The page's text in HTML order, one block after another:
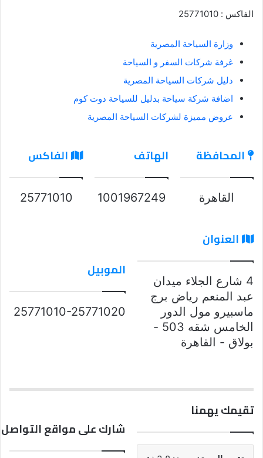
الفاكس : 25771010
وزارة السياحة المصرية
غرفة شركات السفر و السياحة
دليل شركات السياحة المصرية
اضافة شركة سياحة بدليل للسياحة دوت كوم
عروض مميزة لشركات السياحة المصرية
المحافظة
القاهرة
الهاتف
1001967249
الفاكس
25771010
العنوان
4 شارع الجلاء ميدان
عبد المنعم رياض برج
ماسبيرو مول الدور
الخامس شقه 503 -
بولاق - القاهرة
الموبيل
25771010-25771020
تقيمك يهمنا
شارك على مواقع